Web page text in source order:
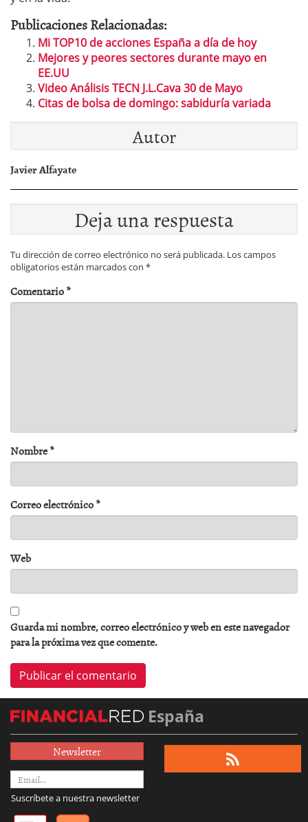
Publicaciones Relacionadas:
Mi TOP10 de acciones España a día de hoy
Mejores y peores sectores durante mayo en
EE.UU
Video Análisis TECN J.L.Cava 30 de Mayo
Citas de bolsa de domingo: sabiduría variada
Autor
Javier Alfayate
Deja una respuesta
Tu dirección de correo electrónico no será publicada. Los campos
obligatorios están marcados con *
Comentario*
Nombre*
Correo electrónico*
Web
Guarda mi nombre, correo electrónico y web en este navegador
para la próxima vez que comente.
España
Newsletter
Suscríbete a nuestra newsletter